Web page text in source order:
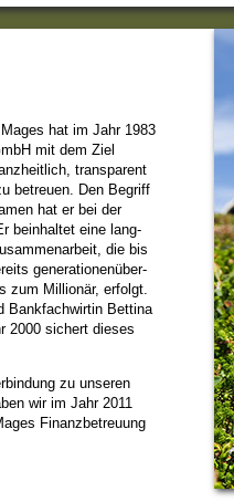
hat im Jahr 1983
mit dem Ziel
trans­pa­rent
betreuen. Den Begriff
hat er bei der
bein­haltet eine lang­
die bis
gene­ra­tionen­über­
zum Millionär, erfolgt.
Bank­fach­wirtin Bettina
2000 sichert dieses
zu unseren
wir im Jahr 2011
Finanz­betreuung